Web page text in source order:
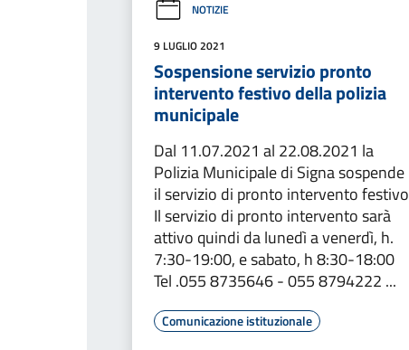
NOTIZIE
9 LUGLIO 2021
Sospensione servizio pronto
intervento festivo della polizia
municipale
Dal 11.07.2021 al 22.08.2021 la
Polizia Municipale di Signa sospende
il servizio di pronto intervento festivo
Il servizio di pronto intervento sarà
attivo quindi da lunedì a venerdì, h.
7:30-19:00, e sabato, h 8:30-18:00
Tel .055 8735646 - 055 8794222 ...
Comunicazione istituzionale